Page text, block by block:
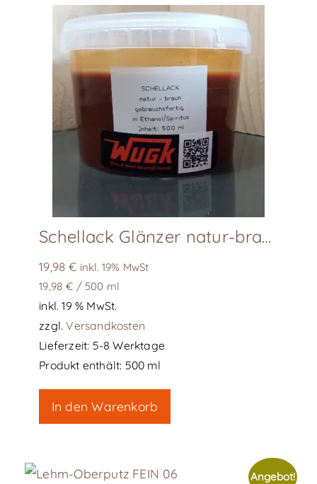
Varianten
auf.
Die
Optionen
können
auf
der
Produktseite
gewählt
werden
Schellack Glänzer natur-braun – LACUFASCHELL05
19,98€ inkl. 19% MwSt
19,98€ / 500 ml
inkl. 19 % MwSt.
zzgl.Versandkosten
Lieferzeit: 5-8 Werktage
Produkt enthält: 500 ml
In den Warenkorb
Angebot!